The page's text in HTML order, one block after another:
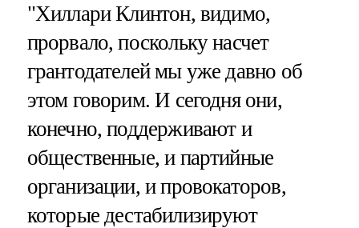
"Хиллари Клинтон, видимо,
прорвало, поскольку насчет
грантодателей мы уже давно об
этом говорим. И сегодня они,
конечно, поддерживают и
общественные, и партийные
организации, и провокаторов,
которые дестабилизируют